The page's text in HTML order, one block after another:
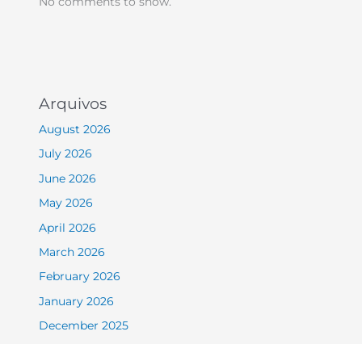
Arquivos
August 2026
July 2026
June 2026
May 2026
April 2026
March 2026
February 2026
January 2026
December 2025